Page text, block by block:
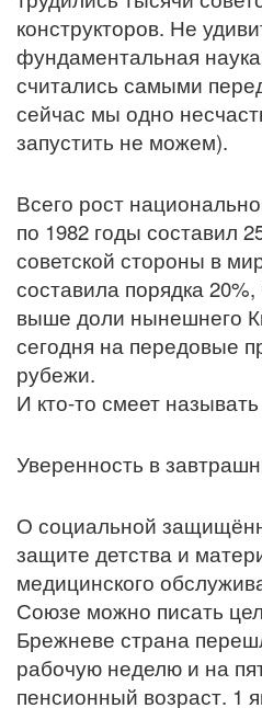
конструкторов. Не
фундаментальная
считались самыми
сейчас мы одно
запустить не можем).
Всего рост
по 1982 годы составил
советской стороны в
составила порядка
выше доли нынешнего
сегодня на передовые
рубежи.
И кто-то смеет
Уверенность в
О социальной
защите детства и
медицинского
Союзе можно писать
Брежневе страна
рабочую неделю и на
пенсионный возраст. 1